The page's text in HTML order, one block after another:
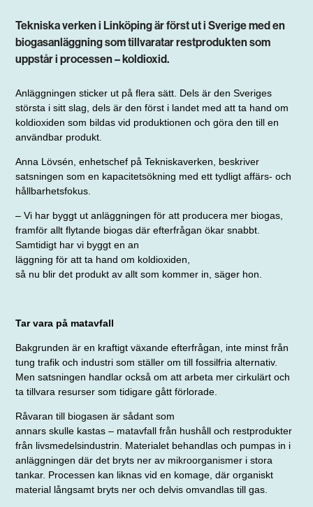
Tekniska verken i Linköping är först ut i Sverige med en
biogasanläggning som tillvaratar restprodukten som
uppstår i processen – koldioxid.
Anläggningen sticker ut på flera sätt. Dels är den Sveriges
största i sitt slag, dels är den först i landet med att ta hand om
koldioxiden som bildas vid produktionen och göra den till en
användbar produkt.
Anna Lövsén, enhetschef på Tekniskaverken, beskriver
satsningen som en kapacitetsökning med ett tydligt affärs- och
hållbarhetsfokus.
– Vi har byggt ut anläggningen för att producera mer biogas,
framför allt flytande biogas där efterfrågan ökar snabbt.
Samtidigt har vi byggt en an­­
läggning för att ta hand om koldioxiden,
så nu blir det produkt av allt som kommer in, säger hon.
Tar vara på matavfall
Bakgrunden är en kraftigt växande efterfrågan, inte minst från
tung trafik och industri som ställer om till fossilfria alternativ.
Men satsningen handlar också om att arbeta mer cirkulärt och
ta tillvara resurser som tidigare gått förlorade.
Råvaran till biogasen är sådant som
annars skulle kastas – matavfall från hushåll och restprodukter
från livsmedels­industrin. Materialet behandlas och pumpas in i
anläggningen där det bryts ner av mikroorganismer i stora
tankar. Processen kan liknas vid en komage, där organiskt
material långsamt bryts ner och delvis omvandlas till gas.